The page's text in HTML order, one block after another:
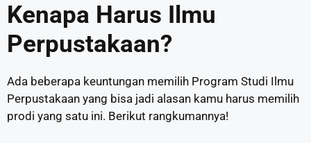
Kenapa Harus Ilmu
Perpustakaan?
Ada beberapa keuntungan memilih Program Studi Ilmu
Perpustakaan yang bisa jadi alasan kamu harus memilih
prodi yang satu ini. Berikut rangkumannya!